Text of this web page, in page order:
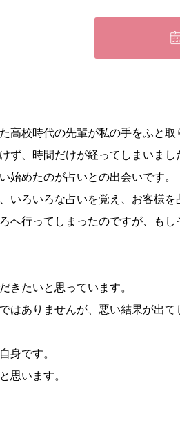
高校時代の先輩が私の手をふと取
ず、時間だけが経ってしま いまし
始めたのが占いとの出会いです。
いろいろな占いを覚え、お客様を
へ行ってしまったのですが 、も
きたいと思っています。
はありませんが、悪い結果が出て
身です。
思います。